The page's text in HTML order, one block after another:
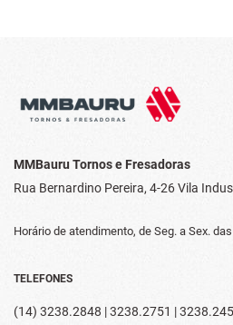
MMBauru Tornos e Fresadoras
Rua Bernardino Pereira, 4-26Vila
Horário de atendimento, de Seg. a Sex.
TELEFONES
(14) 3238.2848 | 3238.2751 |